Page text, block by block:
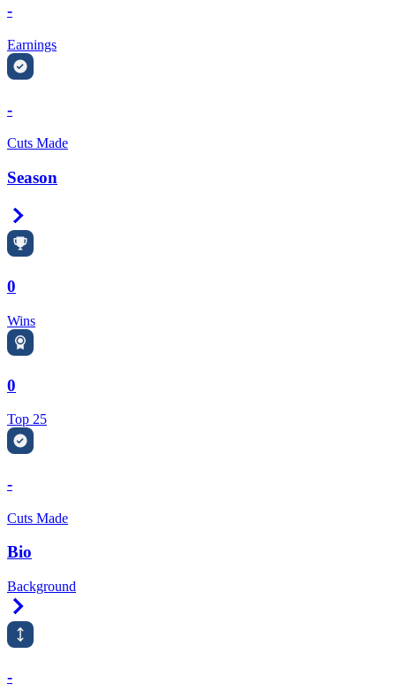
-
Earnings
-
Cuts Made
Season
0
Wins
0
Top 25
-
Cuts Made
Bio
Background
-